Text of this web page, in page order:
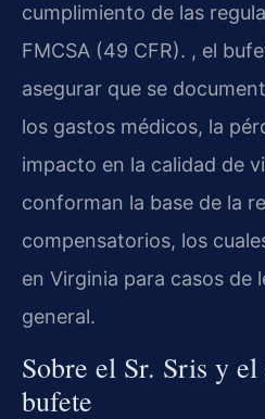
cumplimiento de las
FMCSA (49 CFR). , el
asegurar que se
los gastos médicos, la
impacto en la calidad de
conforman la base de la
compensatorios, los
en Virginia para casos de
general.
Sobre el Sr. Sris y
bufete